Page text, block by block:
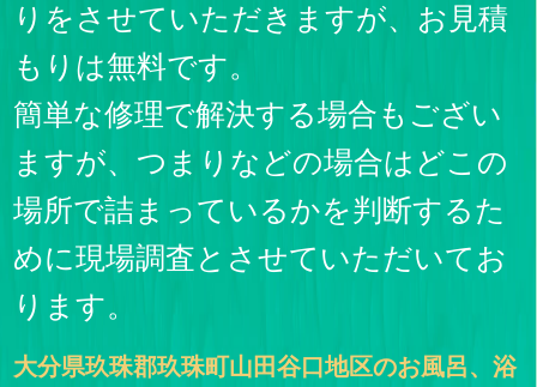
りをさせていただきますが、お見積
もりは無料です。
簡単な修理で解決する場合もござい
ますが、つまりなどの場合はどこの
場所で詰まっているかを判断するた
めに現場調査とさせていただいてお
ります。
大分県玖珠郡玖珠町山田谷口地区のお風呂、浴